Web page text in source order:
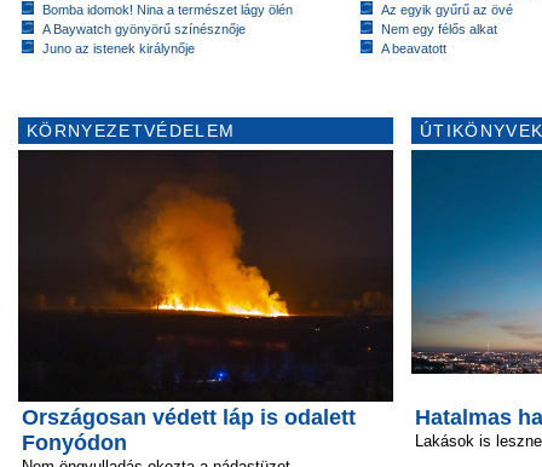
Bomba idomok! Nina a természet lágy ölén
A Baywatch gyönyörű színésznője
Juno az istenek királynője
Az egyik gyűrű az övé
Nem egy félős alkat
A beavatott
KÖRNYEZETVÉDELEM
Országosan védett láp is odalett
Fonyódon
Hatalmas
Lakások is